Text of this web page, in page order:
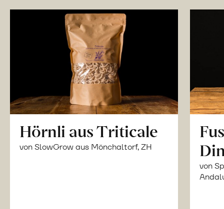
Hörnli aus Triticale
von SlowGrow aus Mönchaltorf, ZH
von